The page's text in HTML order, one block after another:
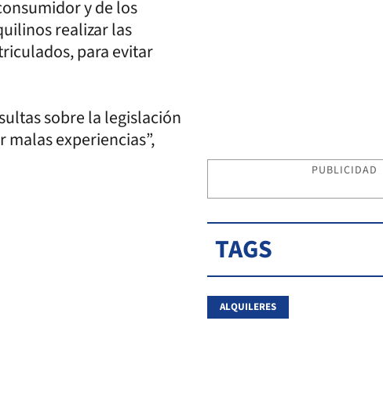
y de los
realizar las
para evitar
sobre la legislación
experiencias”,
PUBLICIDAD
TAGS
ALQUILERES